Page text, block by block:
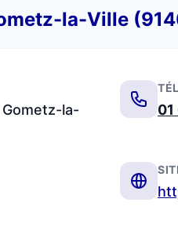
la-Ville
la-
01